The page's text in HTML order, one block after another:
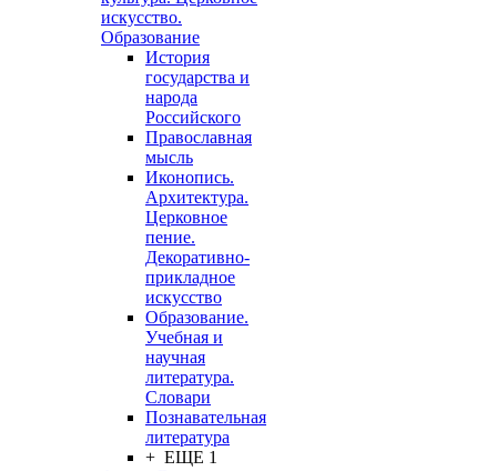
искусство.
Образование
История
государства и
народа
Российского
Православная
мысль
Иконопись.
Архитектура.
Церковное
пение.
Декоративно-
прикладное
искусство
Образование.
Учебная и
научная
литература.
Словари
Познавательная
литература
+ ЕЩЕ 1